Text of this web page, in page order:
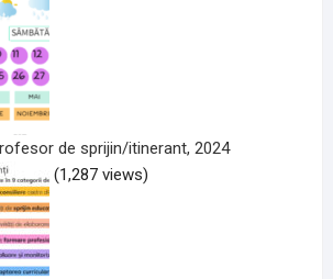
de sprijin/itinerant, 2024
(1,287 views)